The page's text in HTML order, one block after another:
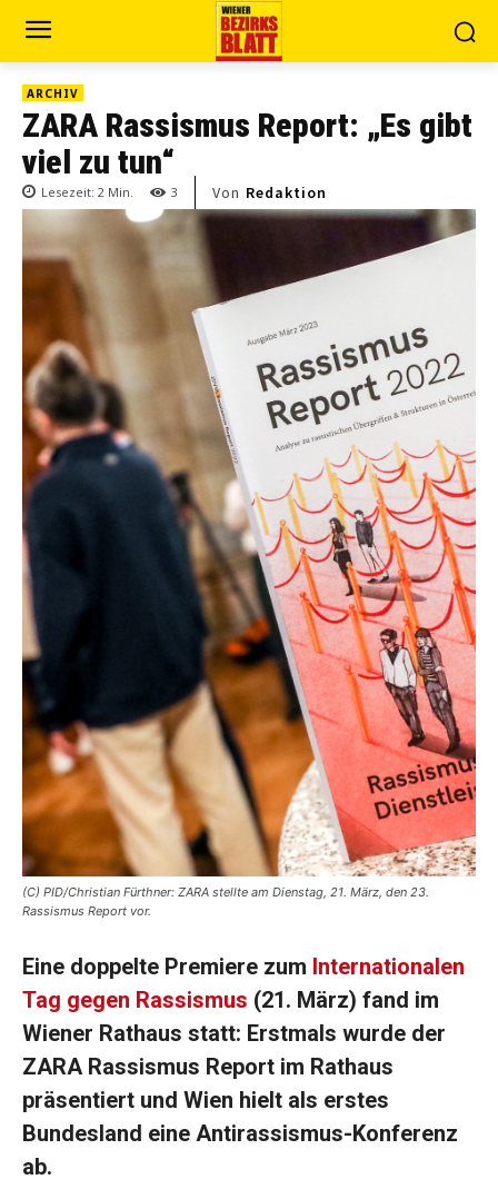
ARCHIV
ZARA Rassismus Report: „Es gibt
viel zu tun“
Lesezeit: 2 Min. 3 Von Redaktion
(C) PID/Christian Fürthner: ZARA stellte am Dienstag, 21. März, den 23.
Rassismus Report vor.
Eine doppelte Premiere zum Internationalen
Tag gegen Rassismus (21. März) fand im
Wiener Rathaus statt: Erstmals wurde der
ZARA Rassismus Report im Rathaus
präsentiert und Wien hielt als erstes
Bundesland eine Antirassismus-Konferenz
ab.